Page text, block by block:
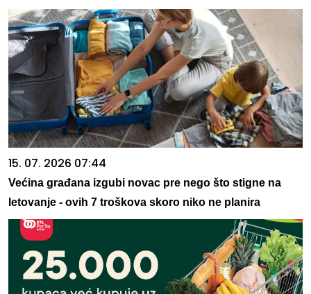
15. 07. 2026 07:44
Većina građana izgubi novac pre nego što stigne na
letovanje - ovih 7 troškova skoro niko ne planira